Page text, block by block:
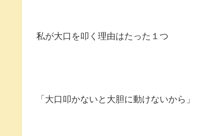
私が大口を叩く理由はたった１つ
「大口叩かないと大胆に動けないから」